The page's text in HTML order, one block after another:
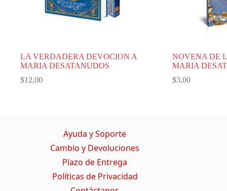
LA VERDADERA DEVOCION A
MARIA DESATANUDOS
$12,00
NOVENA DE
MARIA
$3,00
Ayuda y Soporte
Cambio y Devoluciones
Plazo de Entrega
Políticas de Privacidad